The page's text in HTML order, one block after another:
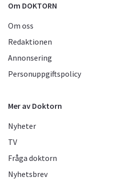
Om DOKTORN
Om oss
Redaktionen
Annonsering
Personuppgiftspolicy
Mer av Doktorn
Nyheter
TV
Fråga doktorn
Nyhetsbrev